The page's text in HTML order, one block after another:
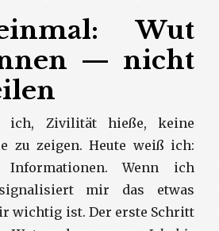
Wut
— nicht
ich, Zivilität hieße, keine
zu zeigen. Heute weiß ich:
Informationen. Wenn ich
mir das etwas
wichtig ist. Der erste Schritt